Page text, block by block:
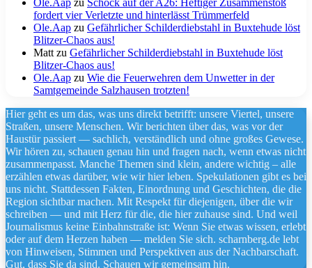
Ole.Aap zu Schock auf der A26: Heftiger Zusammenstoß
fordert vier Verletzte und hinterlässt Trümmerfeld
Ole.Aap zu Gefährlicher Schilderdiebstahl in Buxtehude löst
Blitzer-Chaos aus!
Matt zu Gefährlicher Schilderdiebstahl in Buxtehude löst
Blitzer-Chaos aus!
Ole.Aap zu Wie die Feuerwehren dem Unwetter in der
Samtgemeinde Salzhausen trotzten!
Hier geht es um das, was uns direkt betrifft: unsere Viertel, unsere
Straßen, unsere Menschen. Wir berichten über das, was vor der
Haustür passiert — sachlich, verständlich und ohne großes Gewese.
Wir hören zu, schauen genau hin und fragen nach, wenn etwas nicht
zusammenpasst. Manche Themen sind klein, andere wichtig – alle
erzählen etwas darüber, wie wir hier leben. Spekulationen gibt es bei
uns nicht. Stattdessen Fakten, Einordnung und Geschichten, die die
Region sichtbar machen. Mit Respekt für diejenigen, über die wir
schreiben — und mit Herz für die, die hier zuhause sind. Und weil
Journalismus keine Einbahnstraße ist: Wenn Sie etwas wissen, erlebt
oder auf dem Herzen haben — melden Sie sich. scharnberg.de lebt
von Hinweisen, Stimmen und Perspektiven aus der Nachbarschaft.
Gut, dass Sie da sind. Schauen wir gemeinsam hin.